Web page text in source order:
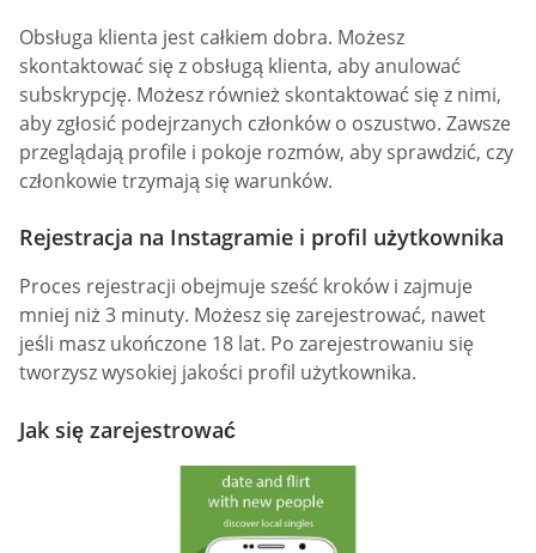
Obsługa klienta jest całkiem dobra. Możesz
skontaktować się z obsługą klienta, aby anulować
subskrypcję. Możesz również skontaktować się z nimi,
aby zgłosić podejrzanych członków o oszustwo. Zawsze
przeglądają profile i pokoje rozmów, aby sprawdzić, czy
członkowie trzymają się warunków.
Rejestracja na Instagramie i profil użytkownika
Proces rejestracji obejmuje sześć kroków i zajmuje
mniej niż 3 minuty. Możesz się zarejestrować, nawet
jeśli masz ukończone 18 lat. Po zarejestrowaniu się
tworzysz wysokiej jakości profil użytkownika.
Jak się zarejestrować